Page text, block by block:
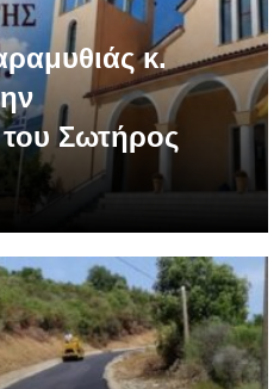
κ.
Σωτήρος